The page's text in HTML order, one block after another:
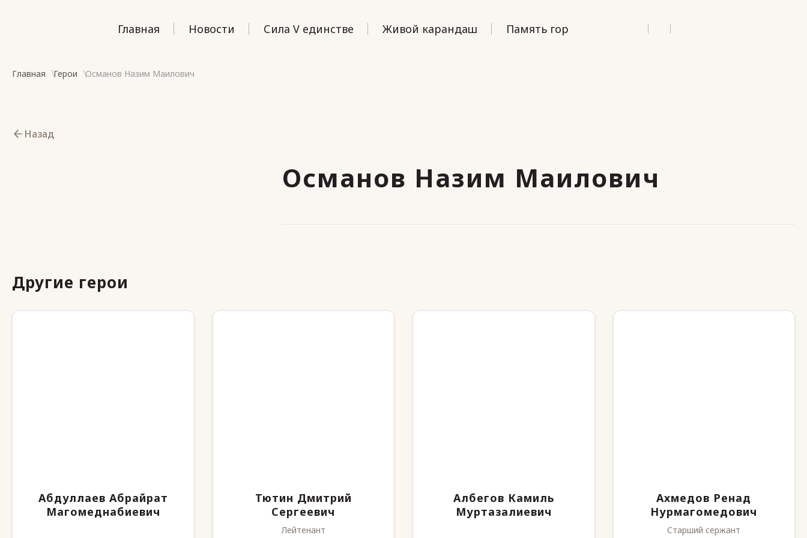
Главная Новости Сила V единстве Живой карандаш Память гор
Главная Герои Османов Назим Маилович
Назад
Османов Назим Маилович
Другие герои
Абдуллаев Абрайрат
Магомеднабиевич
Тютин Дмитрий
Сергеевич
Лейтенант
Албегов Камиль
Муртазалиевич
Ахмедов Ренад
Нурмагомедович
Старший сержант